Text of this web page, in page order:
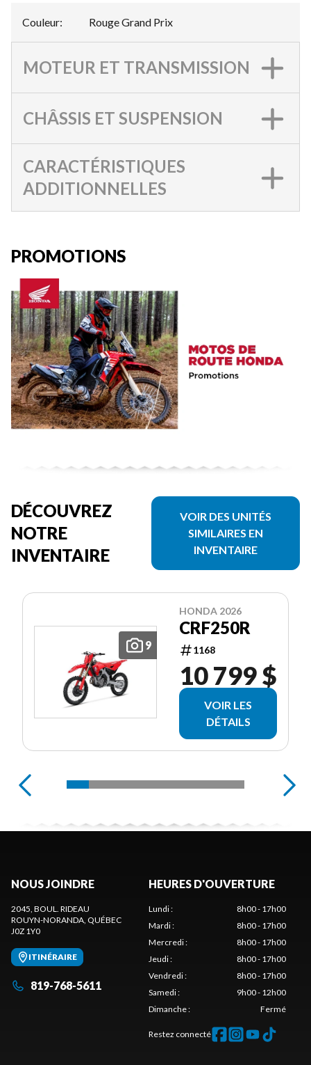
Couleur: Rouge Grand Prix
MOTEUR ET TRANSMISSION
CHÂSSIS ET SUSPENSION
CARACTÉRISTIQUES
ADDITIONNELLES
PROMOTIONS
DÉCOUVREZ
NOTRE
INVENTAIRE
VOIR DES UNITÉS
SIMILAIRES EN
INVENTAIRE
9
HONDA 2026
CRF250R
1168
10 799 $
VOIR LES
DÉTAILS
NOUS JOINDRE
2045, BOUL. RIDEAU
ROUYN-NORANDA, QUÉBEC
J0Z 1Y0
ITINÉRAIRE
819-768-5611
HEURES D'OUVERTURE
Lundi:
8h00 - 17h00
Mardi:
8h00 - 17h00
Mercredi:
8h00 - 17h00
Jeudi:
8h00 - 17h00
Vendredi:
8h00 - 17h00
Samedi:
9h00 - 12h00
Dimanche: Fermé
Restez connecté